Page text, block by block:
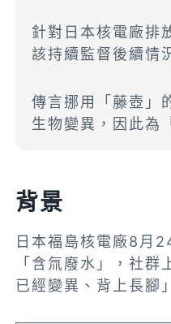
針對日本核電廠排
該持續監督後續情
傳言挪用「藤壺」
生物變異，因此為
背景
日本福島核電廠8月
「含氚廢水」，社
已經變異、背上長腳